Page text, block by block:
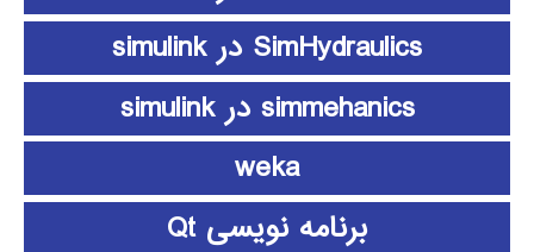
SimHydraulics در simulink
simmehanics در simulink
weka
برنامه نویسی Qt